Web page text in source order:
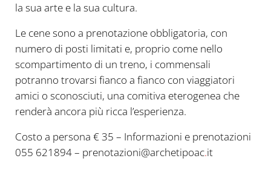
la sua arte e la sua cultura.
Le cene sono a prenotazione obbligatoria, con
numero di posti limitati e, proprio come nello
scompartimento di un treno, i commensali
potranno trovarsi fianco a fianco con viaggiatori
amici o sconosciuti, una comitiva eterogenea che
renderà ancora più ricca l’esperienza.
Costo a persona € 35 – Informazioni e prenotazioni
055 621894 – prenotazioni@archetipoac.it